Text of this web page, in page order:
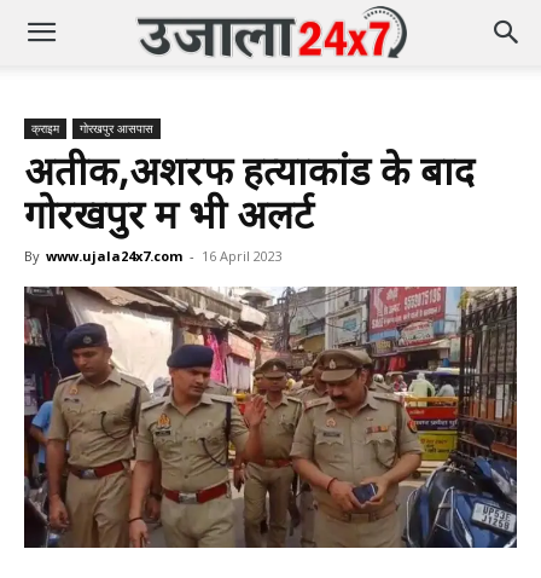
क्राइम गोरखपुर आसपास
अतीक,अशरफ हत्याकांड के बाद
गोरखपुर में भी अलर्ट
By www.ujala24x7.com - 16 April 2023